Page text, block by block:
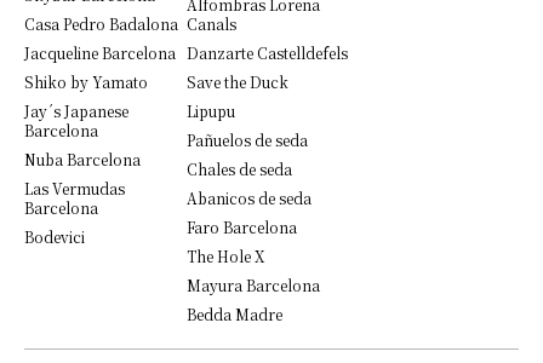
Casa Pedro Badalona
Jacqueline Barcelona
Shiko by Yamato
Jay´s Japanese
Barcelona
Nuba Barcelona
Las Vermudas
Barcelona
Bodevici
Alfombras Lorena
Canals
Danzarte Castelldefels
Save the Duck
Lipupu
Pañuelos de seda
Chales de seda
Abanicos de seda
Faro Barcelona
The Hole X
Mayura Barcelona
Bedda Madre